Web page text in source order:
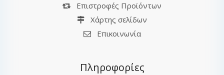
Επιστροφές Προϊόντων
Χάρτης σελίδων
Επικοινωνία
Πληροφορίες